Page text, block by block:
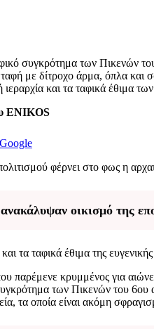
συγκρότημα των Πικενών
με δίτροχο άρμα, όπλα και
και τα ταφικά έθιμα
ENIKOS
φέρνει στο φως η
οικισμό της
ταφικά έθιμα της ευγενικής
κρυμμένος για
των Πικενών του
τα οποία είναι ακόμη